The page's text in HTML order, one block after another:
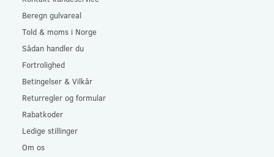
Beregn gulvareal
Told & moms i Norge
Sådan handler du
Fortrolighed
Betingelser & Vilkår
Returregler og formular
Rabatkoder
Ledige stillinger
Om os